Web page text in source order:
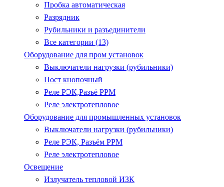
Пробка автоматическая
Разрядник
Рубильники и разъединители
Все категории (13)
Оборудование для пром установок
Выключатели нагрузки (рубильники)
Пост кнопочный
Реле РЭК,Разъё РРМ
Реле электротепловое
Оборудование для промышленных установок
Выключатели нагрузки (рубильники)
Реле РЭК, Разъём РРМ
Реле электротепловое
Освещение
Излучатель тепловой ИЗК